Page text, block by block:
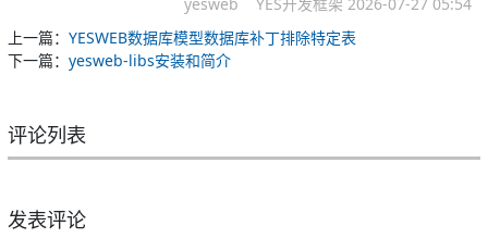
上一篇： YESWEB数据库模型数据库补丁排除特定表
下一篇： yesweb-libs安装和简介
评论列表
发表评论